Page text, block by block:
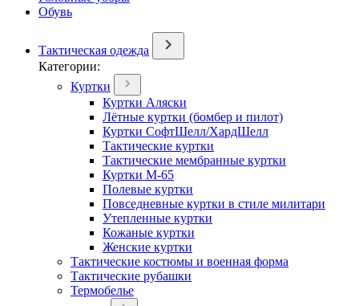
Обувь
Тактическая одежда
Категории:
Куртки
Куртки Аляски
Лётные куртки (бомбер и пилот)
Куртки СофтШелл/ХардШелл
Тактические куртки
Тактические мембранные куртки
Куртки М-65
Полевые куртки
Повседневные куртки в стиле милитари
Утепленные куртки
Кожаные куртки
Женские куртки
Тактические костюмы и военная форма
Тактические рубашки
Термобелье